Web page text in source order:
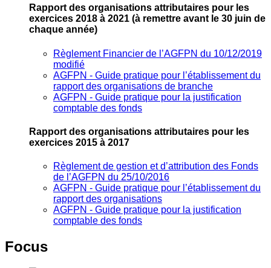
Rapport des organisations attributaires pour les
exercices 2018 à 2021 (à remettre avant le 30 juin de
chaque année)
Règlement Financier de l’AGFPN du 10/12/2019
modifié
AGFPN ‐ Guide pratique pour l’établissement du
rapport des organisations de branche
AGFPN ‐ Guide pratique pour la justification
comptable des fonds
Rapport des organisations attributaires pour les
exercices 2015 à 2017
Règlement de gestion et d’attribution des Fonds
de l’AGFPN du 25/10/2016
AGFPN ‐ Guide pratique pour l’établissement du
rapport des organisations
AGFPN ‐ Guide pratique pour la justification
comptable des fonds
Focus